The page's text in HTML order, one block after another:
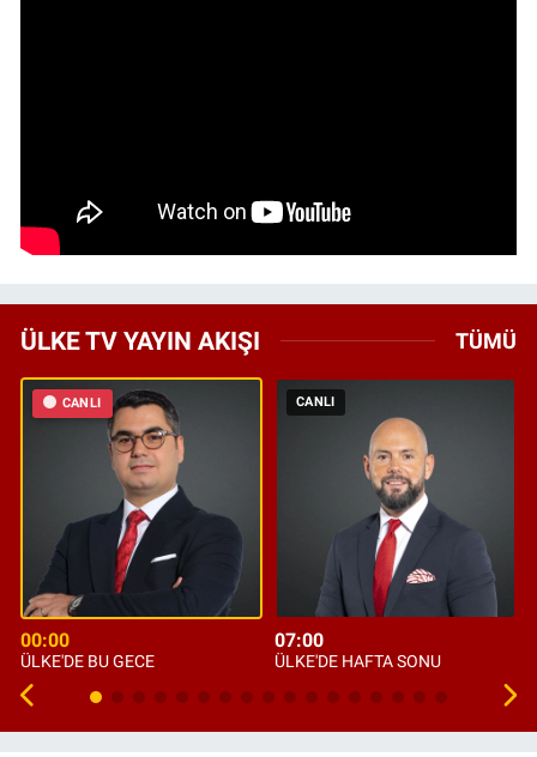
ÜLKE TV YAYIN AKIŞI TÜMÜ
CANLI
00:00
ÜLKE'DE BU GECE
CANLI
07:00
ÜLKE'DE HAFTA SONU